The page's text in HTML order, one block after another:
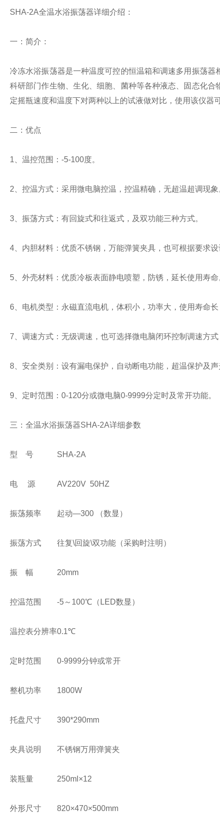
SHA-2A全温水浴振荡器详细介绍：
一：简介：
冷冻水浴振荡器是一种温度可控的恒温箱和调速多用振荡
科研部门作生物、生化、细胞、菌种等各种液态、固态化
定摇瓶速度和温度下对两种以上的试液做对比，使用该仪器
二：优点
1、温控范围：-5-100度。
2、控温方式：采用微电脑控温，控温精确，无超温超调现象
3、振荡方式：有回旋式和往返式，及双功能三种方式。
4、内胆材料：优质不锈钢，万能弹簧夹具，也可根据要求
5、外壳材料：优质冷板表面静电喷塑，防锈，延长使用寿命
6、电机类型：永磁直流电机，体积小，功率大，使用寿命
7、调速方式：无级调速，也可选择微电脑闭环控制调速方
8、安全类别：设有漏电保护，自动断电功能，超温保护及
9、定时范围：0-120分或微电脑0-9999分定时及常开功能。
三：全温水浴振荡器SHA-2A详细参数
型 号 SHA-2A
电 源 AV220V 50HZ
振荡频率 起动—300 （数显）
振荡方式 往复\回旋\双功能（采购时注明）
振 幅 20mm
控温范围 -5～100℃（LED数显）
温控表分辨率0.1℃
定时范围 0-9999分钟或常开
整机功率 1800W
托盘尺寸 390*290mm
夹具说明 不锈钢万用弹簧夹
装瓶量 250ml×12
外形尺寸 820×470×500mm